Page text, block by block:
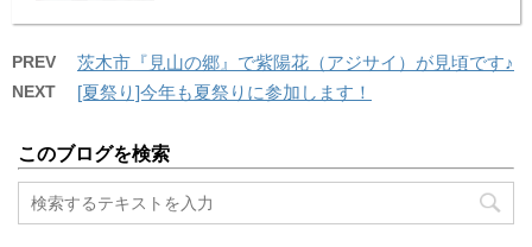
PREV 茨木市『見山の郷』で紫陽花（アジサイ）が見頃です♪
NEXT [夏祭り]今年も夏祭りに参加します！
このブログを検索